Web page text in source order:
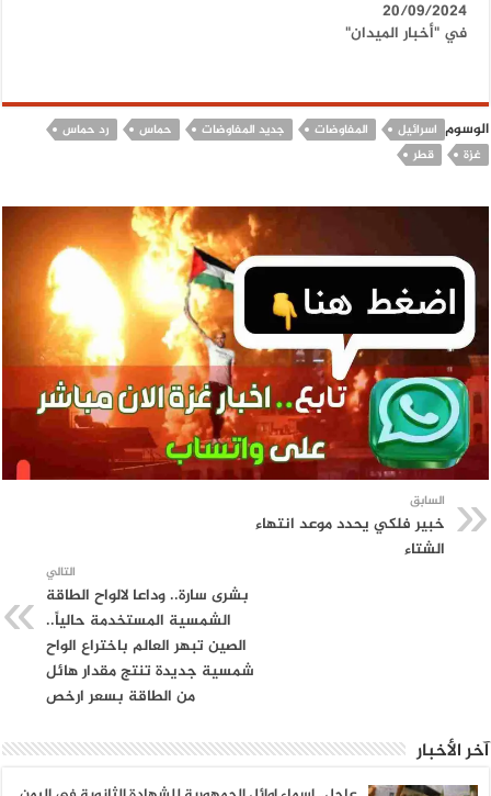
20/09/2024
في "أخبار الميدان"
الوسوم اسرائيل المفاوضات جديد المفاوضات حماس
رد حماس
غزة
قطر
السابق
خبير فلكي يحدد موعد انتهاء
الشتاء
التالي
بشرى سارة.. وداعا لالواح الطاقة
الشمسية المستخدمة حالياً..
الصين تبهر العالم باختراع الواح
شمسية جديدة تنتج مقدار هائل
من الطاقة بسعر ارخص
آخر الأخبار